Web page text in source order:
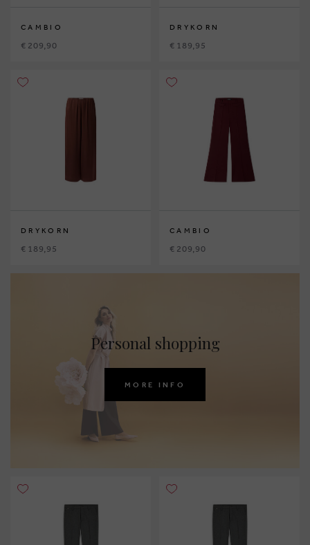
CAMBIO
€ 209,90
DRYKORN
€ 189,95
DRYKORN
€ 189,95
CAMBIO
€ 209,90
Personal shopping
MORE INFO